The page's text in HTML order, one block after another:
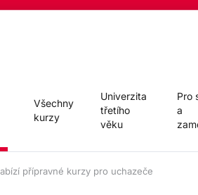
Všechny
kurzy
Univerzita
třetího
věku
Pro
a
přípravné kurzy pro uchazeče